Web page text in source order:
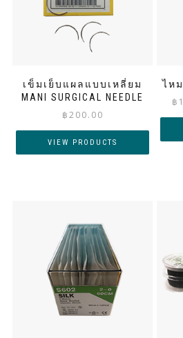
เข็มเย็บแผลแบบเหลี่ยม
MANI SURGICAL NEEDLE
฿200.00
VIEW PRODUCTS
ไห
฿